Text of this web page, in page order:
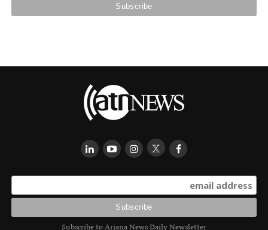
Subscribe to Ariana News Daily Newsletter